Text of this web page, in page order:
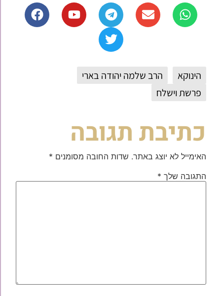
הינוקא
הרב שלמה יהודה בארי
פרשת וישלח
כתיבת תגובה
האימייל לא יוצג באתר. שדות החובה מסומנים *
התגובה שלך *